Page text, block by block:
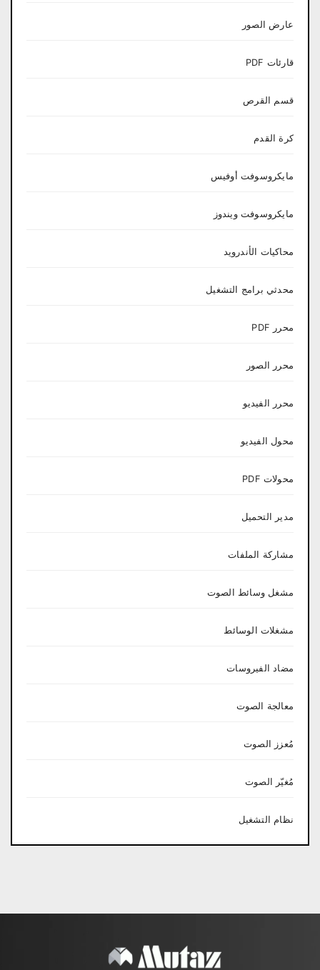
عارض الصور
قارئات PDF
قسم القرص
كرة القدم
مايكروسوفت أوفيس
مايكروسوفت ويندوز
محاكيات الأندرويد
محدثي برامج التشغيل
محرر PDF
محرر الصور
محرر الفيديو
محول الفيديو
محولات PDF
مدير التحميل
مشاركة الملفات
مشغل وسائط الصوت
مشغلات الوسائط
مضاد الفيروسات
معالجة الصوت
مُعزز الصوت
مُغيّر الصوت
نظام التشغيل